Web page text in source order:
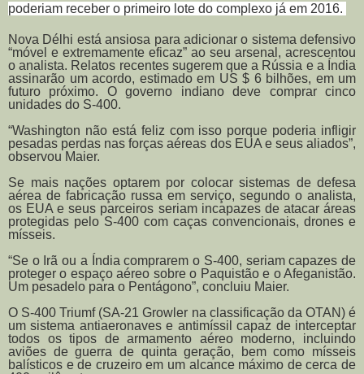
poderiam receber o primeiro lote do complexo já em 2016.
Nova Délhi está ansiosa para adicionar o sistema defensivo
“móvel e extremamente eficaz” ao seu arsenal, acrescentou
o analista. Relatos recentes sugerem que a Rússia e a Índia
assinarão um acordo, estimado em US $ 6 bilhões, em um
futuro próximo. O governo indiano deve comprar cinco
unidades do S-400.
“Washington não está feliz com isso porque poderia infligir
pesadas perdas nas forças aéreas dos EUA e seus aliados”,
observou Maier.
Se mais nações optarem por colocar sistemas de defesa
aérea de fabricação russa em serviço, segundo o analista,
os EUA e seus parceiros seriam incapazes de atacar áreas
protegidas pelo S-400 com caças convencionais, drones e
mísseis.
“Se o Irã ou a Índia comprarem o S-400, seriam capazes de
proteger o espaço aéreo sobre o Paquistão e o Afeganistão.
Um pesadelo para o Pentágono”, concluiu Maier.
O S-400 Triumf (SA-21 Growler na classificação da OTAN) é
um sistema antiaeronaves e antimíssil capaz de interceptar
todos os tipos de armamento aéreo moderno, incluindo
aviões de guerra de quinta geração, bem como mísseis
balísticos e de cruzeiro em um alcance máximo de cerca de